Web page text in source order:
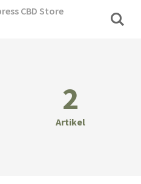
CBD Store
2
Artikel